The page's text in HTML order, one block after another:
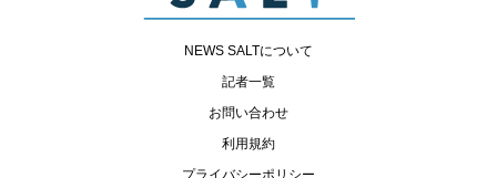
NEWS SALTについて
記者一覧
お問い合わせ
利用規約
プライバシーポリシー